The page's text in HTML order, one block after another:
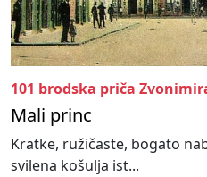
101 brodska priča
Mali princ
Kratke, ružičaste, bogato
svilena košulja ist...